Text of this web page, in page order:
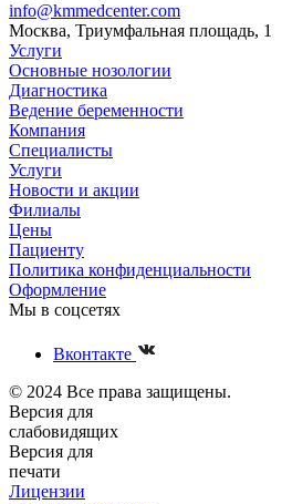
info@kmmedcenter.com
Москва, Триумфальная площадь, 1
Услуги
Основные нозологии
Диагностика
Ведение беременности
Компания
Специалисты
Услуги
Новости и акции
Филиалы
Цены
Пациенту
Политика конфиденциальности
Оформление
Мы в соцсетях
Вконтакте
© 2024 Все права защищены.
Версия для
слабовидящих
Версия для
печати
Лицензии